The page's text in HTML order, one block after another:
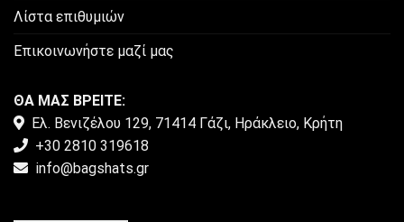
Λίστα επιθυμιών
Επικοινωνήστε μαζί μας
ΘΑ ΜΑΣ ΒΡΕΙΤΕ:
Ελ. Βενιζέλου 129, 71414 Γάζι, Ηράκλειο, Κρήτη
+30 2810 319618
info@bagshats.gr